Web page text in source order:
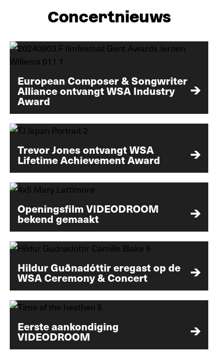
Concertnieuws
European Composer & Songwriter
Alliance ontvangt WSA Industry
Award
Trevor Jones ontvangt WSA
Lifetime Achievement Award
Openingsfilm VIDEODROOM
bekend gemaakt
Hildur Guðnadóttir eregast op de
WSA Ceremony & Concert
Eerste aankondiging
VIDEODROOM